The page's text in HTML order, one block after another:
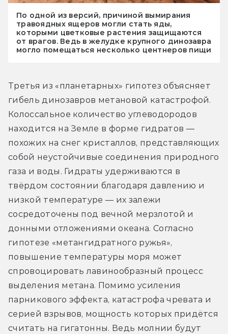
По одной из версий, причиной вымирания
травоядных ящеров могли стать яды,
которыми цветковые растения защищаются
от врагов. Ведь в желудке крупного динозавра
могло помещаться несколько центнеров пищи
Третья из «планетарных» гипотез объясняет
гибель динозавров метановой катастрофой.
Колоссальное количество углеводородов
находится на Земле в форме гидратов —
похожих на снег кристаллов, представляющих
собой неустойчивые соединения природного
газа и воды. Гидраты удерживаются в
твёрдом состоянии благодаря давлению и
низкой температуре — их залежи
сосредоточены под вечной мерзлотой и
донными отложениями океана. Согласно
гипотезе «метангидратного ружья»,
повышение температуры моря может
спровоцировать лавинообразный процесс
выделения метана. Помимо усиления
парникового эффекта, катастрофа чревата и
серией взрывов, мощность которых придётся
считать на гигатонны. Ведь молнии будут